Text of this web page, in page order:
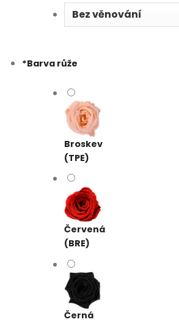
*Barva růže
Broskev
(TPE)
Červená
(BRE)
Černá